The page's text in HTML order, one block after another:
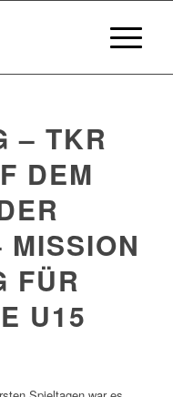
– TKR
DEM
MISSION
FÜR
U15